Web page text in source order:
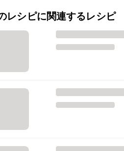
レシピに関連するレシピ